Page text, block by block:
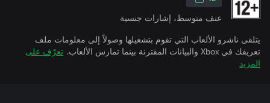
عنف متوسط، إشارات جنسية
يتلقى ناشرو الألعاب التي تقوم بتشغيلها وصولاً إلى معلومات ملف
تعريفك في Xbox والبيانات المقترنة بينما تمارس الألعاب.
تعرّف على
المزيد